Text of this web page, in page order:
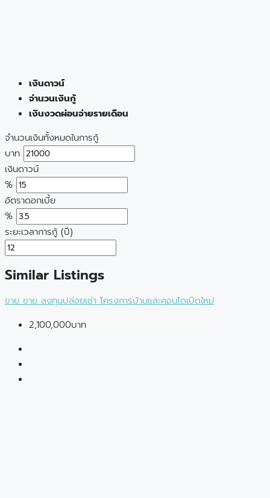
เงินดาวน์
จำนวนเงินกู้
เงินงวดผ่อนจ่ายรายเดือน
จำนวนเงินทั้งหมดในการกู้
บาท
เงินดาวน์
%
อัตราดอกเบี้ย
%
ระยะเวลาการกู้ (ปี)
Similar Listings
ขายขายลงทุนปล่อยเช่าโครงการบ้านและคอนโดเปิดใหม่
2,100,000บาท